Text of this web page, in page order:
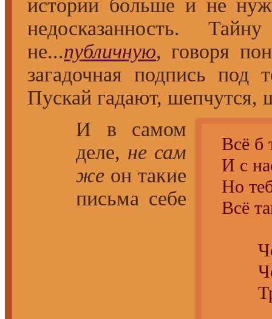
истории больше и не
недосказанность.
не...публичную, говоря
загадочная подпись под
Пускай гадают, шепчутся,
Всё б
И с
Но
Всё
Чем
Чем
И в самом
деле, не сам
же он такие
письма себе